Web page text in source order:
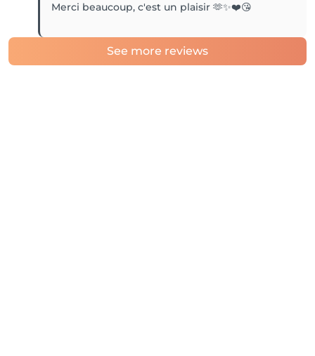
Merci beaucoup, c'est un plaisir 🫶✨️❤️😘
See more reviews